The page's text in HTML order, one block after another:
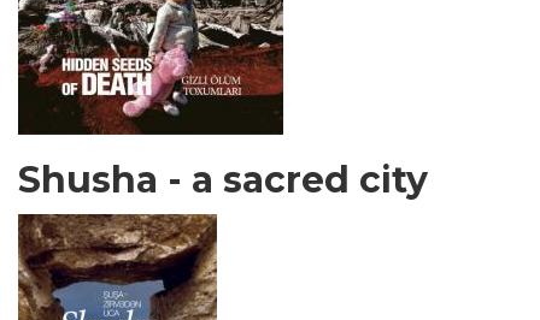
Shusha - a sacred city